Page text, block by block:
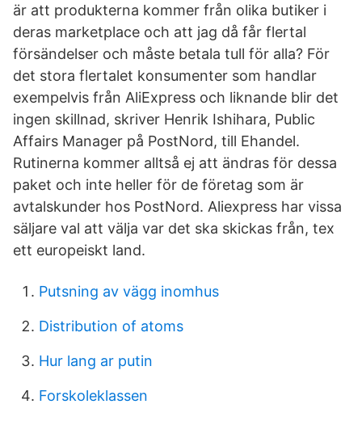
är att produkterna kommer från olika butiker i
deras marketplace och att jag då får flertal
försändelser och måste betala tull för alla? För
det stora flertalet konsumenter som handlar
exempelvis från AliExpress och liknande blir det
ingen skillnad, skriver Henrik Ishihara, Public
Affairs Manager på PostNord, till Ehandel.
Rutinerna kommer alltså ej att ändras för dessa
paket och inte heller för de företag som är
avtalskunder hos PostNord. Aliexpress har vissa
säljare val att välja var det ska skickas från, tex
ett europeiskt land.
Putsning av vägg inomhus
Distribution of atoms
Hur lang ar putin
Forskoleklassen